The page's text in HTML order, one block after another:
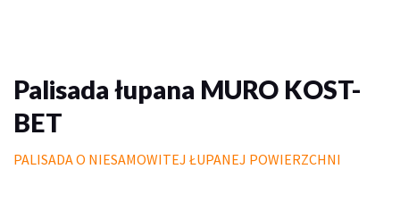
Mała architektura ogrodowa
Piasek polimerowy
Palisada łupana MURO KOST-
BET
PALISADA O NIESAMOWITEJ ŁUPANEJ POWIERZCHNI